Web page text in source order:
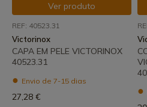
Ver produto
REF: 40523.31
Victorinox
CAPA EM PELE VICTORINOX
40523.31
Envio de 7-15 dias
27,28 €